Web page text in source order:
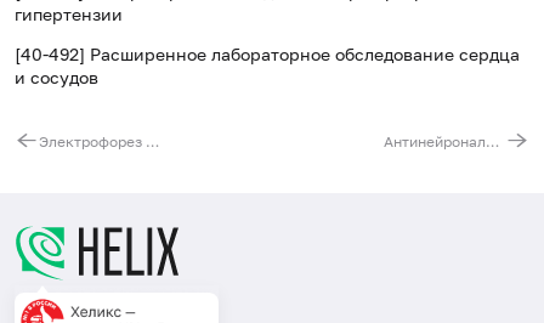
гипертензии
[40-492] Расширенное лабораторное обследование сердца
и сосудов
Электрофорез гемоглобина для диагностики гемоглобинопатий Антинейрональные антитела, IgG